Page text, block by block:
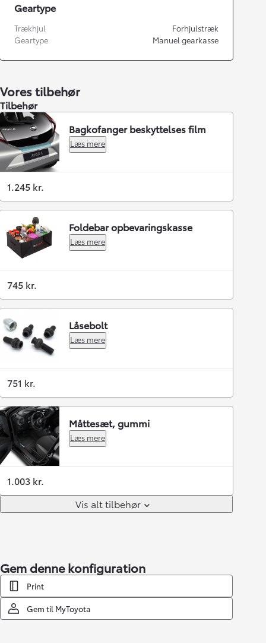
Geartype
Trækhjul
Forhjulstræk
Geartype
Manuel gearkasse
Vores tilbehør
Tilbehør
Bagkofanger beskyttelses film
Læs mere
1.245 kr.
Foldebar opbevaringskasse
Læs mere
745 kr.
Låsebolt
Læs mere
751 kr.
Måttesæt, gummi
Læs mere
1.003 kr.
Vis alt tilbehør
Gem denne konfiguration
Print
Gem til MyToyota